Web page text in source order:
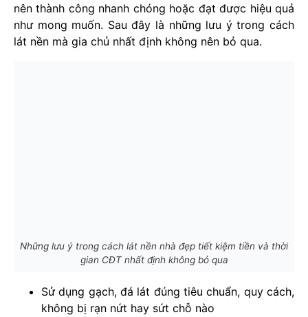
nên thành công nhanh chóng hoặc đạt được hiệu quả
như mong muốn. Sau đây là những lưu ý trong cách
lát nền mà gia chủ nhất định không nên bỏ qua.
Những lưu ý trong cách lát nền nhà đẹp tiết kiệm tiền và thời
gian CĐT nhất định không bỏ qua
Sử dụng gạch, đá lát đúng tiêu chuẩn, quy cách,
không bị rạn nứt hay sứt chỗ nào